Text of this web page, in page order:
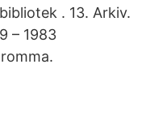
. 13. Arkiv.
– 1983